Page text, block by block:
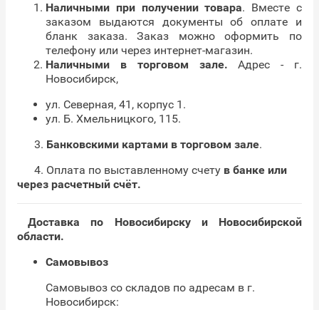
Наличными при получении товара. Вместе с
заказом выдаются документы об оплате и
бланк заказа. Заказ можно оформить по
телефону или через интернет-магазин.
Наличными в торговом зале.Адрес - г.
Новосибирск,
ул. Северная, 41, корпус 1.
ул. Б. Хмельницкого, 115.
3. Банковскими картами в торговом зале.
4. Оплата по выставленному счету в банке или
через расчетный счёт.
Доставка по Новосибирску и Новосибирской
области.
Самовывоз
Самовывоз со складов по адресам в г.
Новосибирск: